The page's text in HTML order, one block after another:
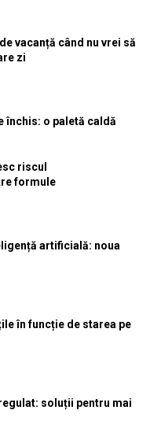
vacanță când nu vrei să
zi
închis: o paletă caldă
riscul
formule
artificială: noua
în funcție de starea pe
soluții pentru mai